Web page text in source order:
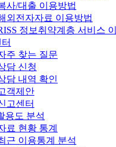
사/대출 이용방법
외전자자료 이용방법
정보취약계층 서비스
주 찾는 질문
담 신청
담 내역 확인
객제안
고센터
용도 분석
료 현황 통계
근 이용통계 분석